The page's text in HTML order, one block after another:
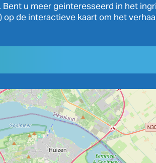
u meer geinteresseerd in het
op de interactieve kaart om het